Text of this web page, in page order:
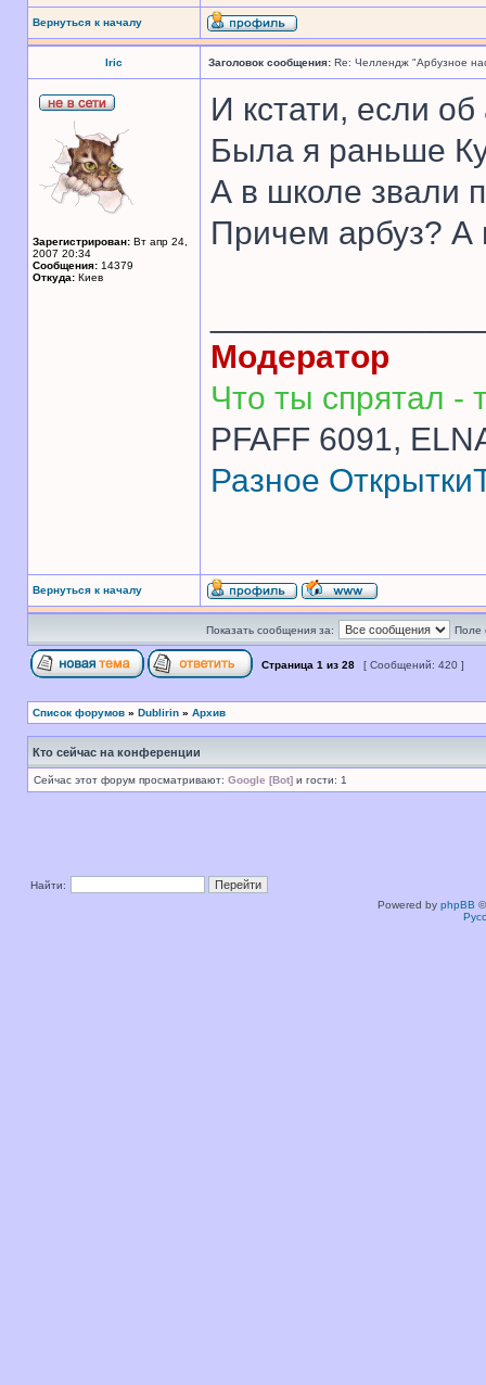
Вернуться к началу
Iric Заголовок сообщения: Re: Челлендж "Арбузное
Зарегистрирован: Вт апр 24,
2007 20:34
Сообщения: 14379
Откуда: Киев
И кстати, если об
Была я раньше
А в школе звали
Причем арбуз?
Модератор
Что ты спрятал -
PFAFF 6091,
Разное Открытки
Вернуться к началу
Показать сообщения за: Поле
Страница 1 из 28 [ Сообщений: 420 ]
Список форумов » Dublirin » Архив
Кто сейчас на конференции
Сейчас этот форум просматривают: Google [Bot] и гости: 1
Найти:
Powered by phpBB